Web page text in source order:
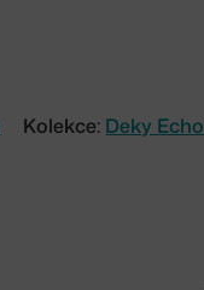
Kolekce: Deky Echo